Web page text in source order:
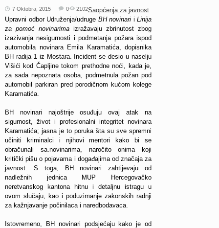
7 Oktobra, 2015 Saopćenja za javnost
0 2102
Upravni odbor Udruženja/udruge BH novinari i Linija
za pomoć novinarima izražavaju zbrinutost zbog
izazivanja nesigurnosti i podmetanja požara ispod
automobila novinara Emila Karamatića, dopisnika
BH radija 1 iz Mostara. Incident se desio u naselju
Višići kod Čapljine tokom prethodne noći, kada je,
za sada nepoznata osoba, podmetnula požan pod
automobil parkiran pred porodičnom kućom kolege
Karamatića.
BH novinari najoštrije osuđuju ovaj atak na
sigurnost, život i profesionalni integritet novinara
Karamatića; jasna je to poruka šta su sve spremni
učiniti kriminalci i njihovi mentori kako bi se
obračunali sa.novinarima, naročito onima koji
kritički pišu o pojavama i događajima od značaja za
javnost. S toga, BH novinari zahtijevaju od
nadležnih jednica MUP Hercegovačko
neretvanskog kantona hitnu i detaljnu istragu u
ovom slučaju, kao i poduzimanje zakonskih radnji
za kažnjavanje počinilaca i naredbodavaca.
Istovremeno, BH novinari podsjećaju kako je od